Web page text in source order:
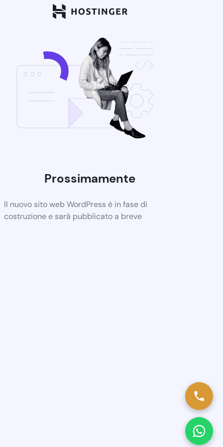
Prossimamente
Il nuovo sito web WordPress è in fase di
costruzione e sarà pubblicato a breve